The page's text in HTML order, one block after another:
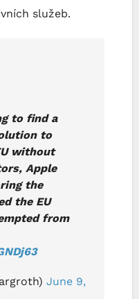
služeb.
to find a
to
without
Apple
the
the EU
from
June 9,